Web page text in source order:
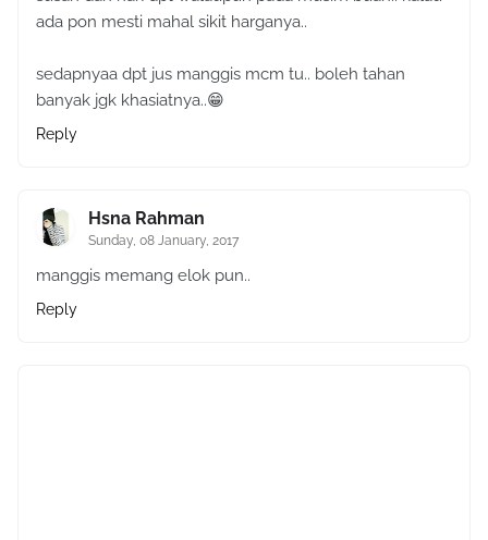
ada pon mesti mahal sikit harganya..
sedapnyaa dpt jus manggis mcm tu.. boleh tahan
banyak jgk khasiatnya..😁
Reply
Hsna Rahman
Sunday, 08 January, 2017
manggis memang elok pun..
Reply